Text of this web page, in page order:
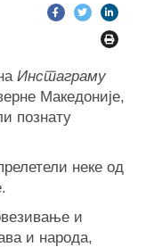
Инстаграму
Македоније,
познату
неке од
и
и народа,